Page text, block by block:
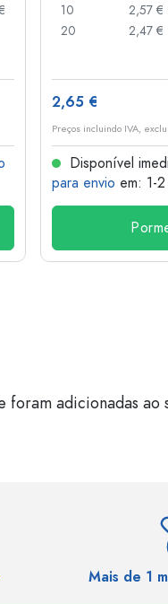
10
2,57 €
20
2,47 €
2,65 €
Preços incluindo IVA,
Disponível
para envio em: 1-
foram adicionadas ao
Mais de 1